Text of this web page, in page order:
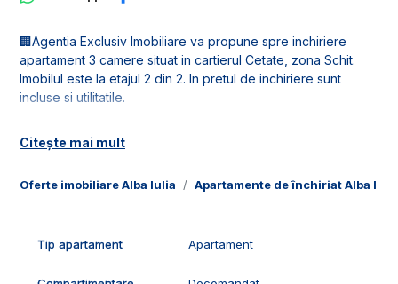
Oferte imobiliare Alba Iulia Apartamente de închiriat Alba Iulia
🏢Agentia Exclusiv Imobiliare va propune spre inchiriere
apartament 3 camere situat in cartierul Cetate, zona Schit.
Imobilul este la etajul 2 din 2. In pretul de inchiriere sunt
incluse si utilitatile.
- 1 living;
- 2 dormitoare;
✅Facilitatile si caracteristicile apartamentului:
Citește mai mult
Tip apartament Apartament